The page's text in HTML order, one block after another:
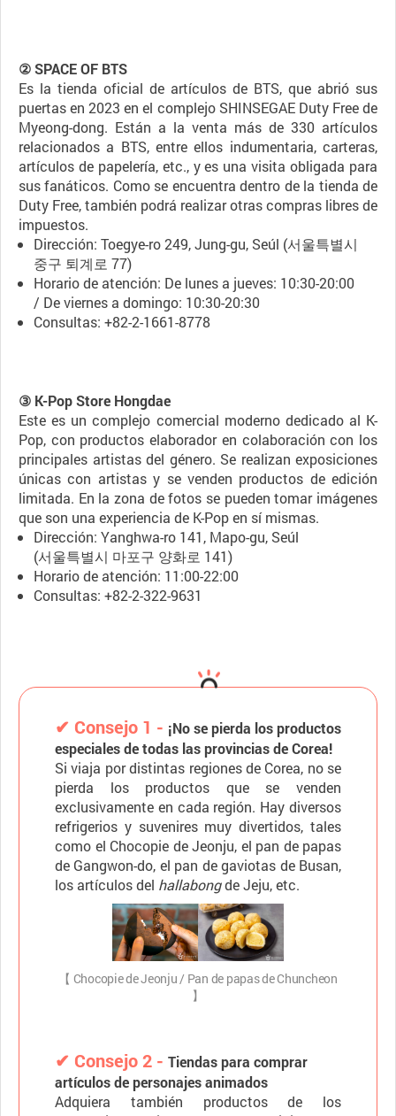
② SPACE OF BTS
Es la tienda oficial de artículos de BTS, que abrió sus
puertas en 2023 en el complejo SHINSEGAE Duty Free de
Myeong-dong. Están a la venta más de 330 artículos
relacionados a BTS, entre ellos indumentaria, carteras,
artículos de papelería, etc., y es una visita obligada para
sus fanáticos. Como se encuentra dentro de la tienda de
Duty Free, también podrá realizar otras compras libres de
impuestos.
Dirección: Toegye-ro 249, Jung-gu, Seúl (서울특별시
중구 퇴계로 77)
Horario de atención: De lunes a jueves: 10:30-20:00
/ De viernes a domingo: 10:30-20:30
Consultas: +82-2-1661-8778
③ K-Pop Store Hongdae
Este es un complejo comercial moderno dedicado al K-
Pop, con productos elaborador en colaboración con los
principales artistas del género. Se realizan exposiciones
únicas con artistas y se venden productos de edición
limitada. En la zona de fotos se pueden tomar imágenes
que son una experiencia de K-Pop en sí mismas.
Dirección: Yanghwa-ro 141, Mapo-gu, Seúl
(서울특별시 마포구 양화로 141)
Horario de atención: 11:00-22:00
Consultas: +82-2-322-9631
✔ Consejo 1 - ¡No se pierda los productos
especiales de todas las provincias de Corea!
Si viaja por distintas regiones de Corea, no se
pierda los productos que se venden
exclusivamente en cada región. Hay diversos
refrigerios y suvenires muy divertidos, tales
como el Chocopie de Jeonju, el pan de papas
de Gangwon-do, el pan de gaviotas de Busan,
los artículos del hallabongde Jeju, etc.
【 Chocopie de Jeonju / Pan de papas de Chuncheon
】
✔ Consejo 2 - Tiendas para comprar
artículos de personajes animados
Adquiera también productos de los